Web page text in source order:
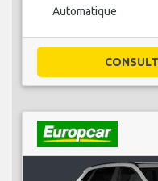
Automatique